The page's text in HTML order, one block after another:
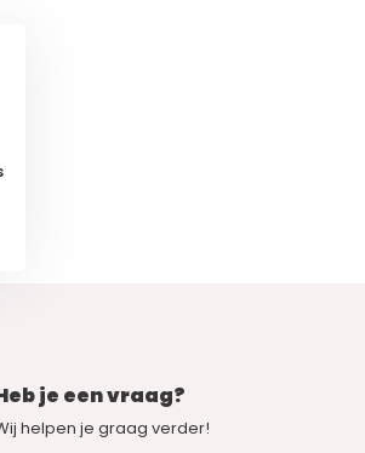
je een vraag?
helpen je graag verder!